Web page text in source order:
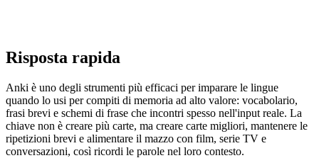
Risposta rapida
Anki è uno degli strumenti più efficaci per imparare le lingue
quando lo usi per compiti di memoria ad alto valore: vocabolario,
frasi brevi e schemi di frase che incontri spesso nell'input reale. La
chiave non è creare più carte, ma creare carte migliori, mantenere le
ripetizioni brevi e alimentare il mazzo con film, serie TV e
conversazioni, così ricordi le parole nel loro contesto.